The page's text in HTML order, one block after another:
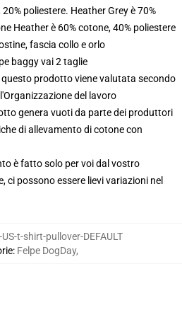
poliestere. Heather Grey è 70%
Heather è 60% cotone, 40% poliestere
fascia collo e orlo
baggy vai 2 taglie
prodotto viene valutata secondo
del lavoro
genera vuoti da parte dei produttori
di allevamento di cotone con
è fatto solo per voi dal vostro
ci possono essere lievi variazioni nel
t-shirt-pullover-DEFAULT
: Felpe DogDay,